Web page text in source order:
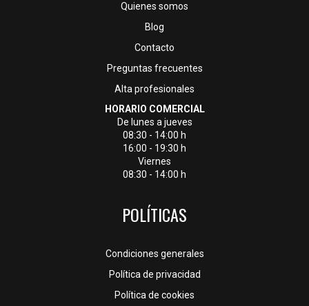
Quienes somos
Blog
Contacto
Preguntas frecuentes
Alta profesionales
HORARIO COMERCIAL
De lunes a jueves
08:30 - 14:00 h
16:00 - 19:30 h
Viernes
08:30 - 14:00 h
POLÍTICAS
Condiciones generales
Política de privacidad
Política de cookies